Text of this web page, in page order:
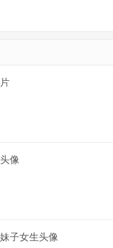
像
子女生头像